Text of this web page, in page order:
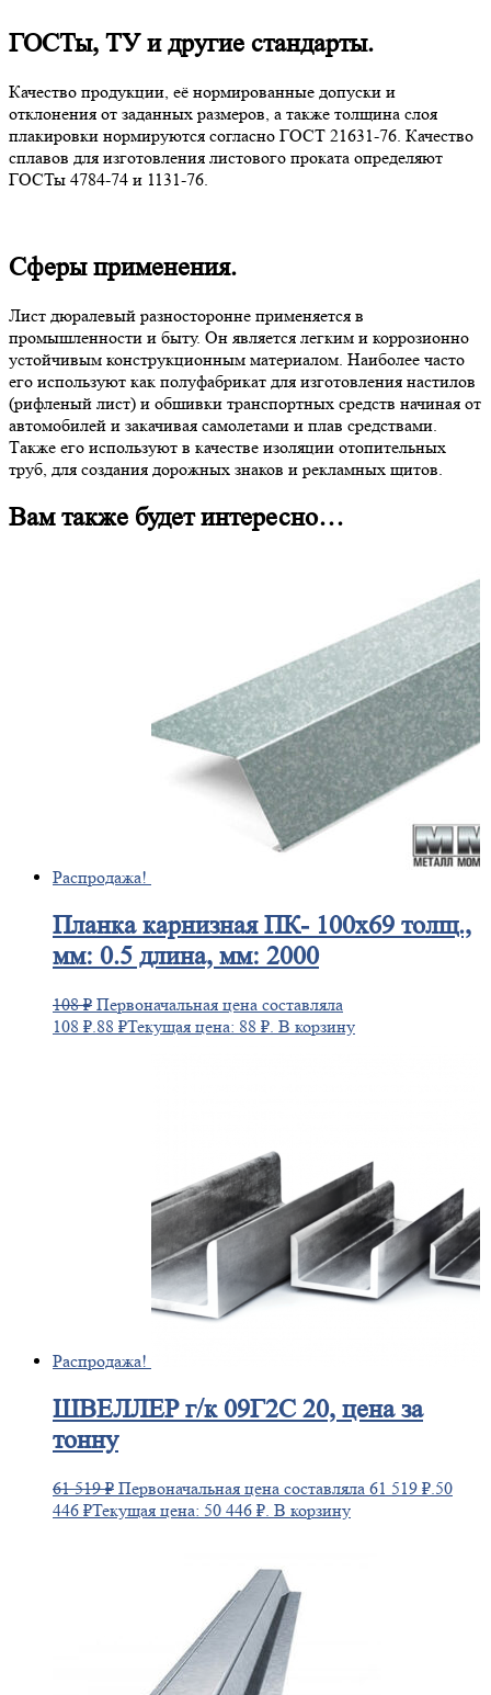
ГОСТы, ТУ и другие стандарты.
Качество продукции, её нормированные допуски и
отклонения от заданных размеров, а также толщина слоя
плакировки нормируются согласно ГОСТ 21631-76. Качество
сплавов для изготовления листового проката определяют
ГОСТы 4784-74 и 1131-76.
Сферы применения.
Лист дюралевый разносторонне применяется в
промышленности и быту. Он является легким и коррозионно
устойчивым конструкционным материалом. Наиболее часто
его используют как полуфабрикат для изготовления настилов
(рифленый лист) и обшивки транспортных средств начиная от
автомобилей и закачивая самолетами и плав средствами.
Также его используют в качестве изоляции отопительных
труб, для создания дорожных знаков и рекламных щитов.
Вам также будет интересно…
Распродажа!
Планкакарнизная ПК- 100х69 толщ.,
мм: 0.5 длина, мм: 2000
108₽ Первоначальная цена составляла
108 ₽.88 ₽Текущая цена: 88 ₽. В корзину
Распродажа!
ШВЕЛЛЕРг/к 09Г2С 20, цена за
тонну
61 519₽ Первоначальная цена составляла 61 519 ₽.50
446 ₽Текущая цена: 50 446 ₽. В корзину